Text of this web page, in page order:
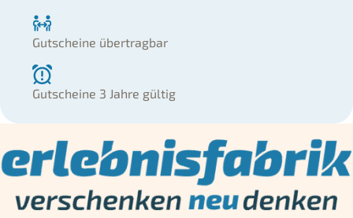
Gutscheine übertragbar
Gutscheine 3 Jahre gültig